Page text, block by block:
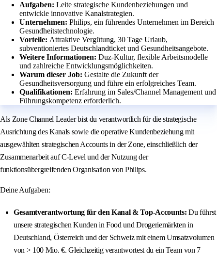
Aufgaben: Leite strategische Kundenbeziehungen und
entwickle innovative Kanalstrategien.
Unternehmen: Philips, ein führendes Unternehmen im Bereich
Gesundheitstechnologie.
Vorteile: Attraktive Vergütung, 30 Tage Urlaub,
subventioniertes Deutschlandticket und Gesundheitsangebote.
Weitere Informationen: Duz-Kultur, flexible Arbeitsmodelle
und zahlreiche Entwicklungsmöglichkeiten.
Warum dieser Job: Gestalte die Zukunft der
Gesundheitsversorgung und führe ein erfolgreiches Team.
Qualifikationen: Erfahrung im Sales/Channel Management und
Führungskompetenz erforderlich.
Als Zone Channel Leader bist du verantwortlich für die strategische
Ausrichtung des Kanals sowie die operative Kundenbeziehung mit
ausgewählten strategischen Accounts in der Zone, einschließlich der
Zusammenarbeit auf C-Level und der Nutzung der
funktionsübergreifenden Organisation von Philips.
Deine Aufgaben:
Gesamtverantwortung für den Kanal & Top‑Accounts: Du führst
unsere strategischen Kunden in Food und Drogeriemärkten in
Deutschland, Österreich und der Schweiz mit einem Umsatzvolumen
von > 100 Mio. €. Gleichzeitig verantwortest du ein Team von 7